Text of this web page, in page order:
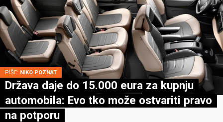
PIŠE: NIKO POZNAT
Država daje do 15.000 eura za kupnju
automobila: Evo tko može ostvariti pravo
na potporu